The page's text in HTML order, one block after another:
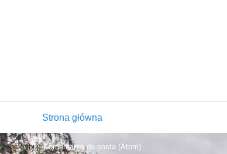
Strona główna
Subskrybuj:Komentarze do posta (Atom)